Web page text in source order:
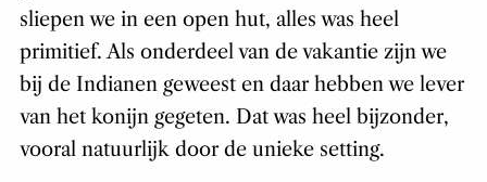
sliepen we in een open hut, alles was heel
primitief. Als onderdeel van de vakantie zijn we
bij de Indianen geweest en daar hebben we lever
van het konijn gegeten. Dat was heel bijzonder,
vooral natuurlijk door de unieke setting.